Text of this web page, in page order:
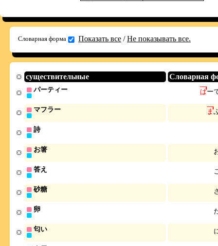
Словарная форма Показать все /Не показывать все.
существительные Словарная
パーティー ぱー
マフラー ま
詩
お箸
答え
砂糖
卵
匂い